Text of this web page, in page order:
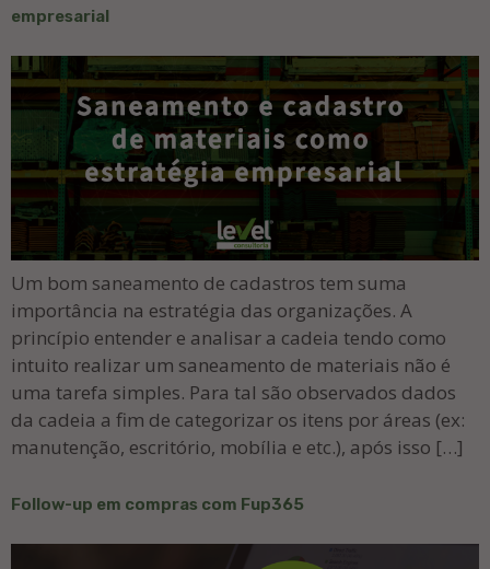
empresarial
Um bom saneamento de cadastros tem suma
importância na estratégia das organizações. A
princípio entender e analisar a cadeia tendo como
intuito realizar um saneamento de materiais não é
uma tarefa simples. Para tal são observados dados
da cadeia a fim de categorizar os itens por áreas (ex:
manutenção, escritório, mobília e etc.), após isso […]
Follow-up em compras com Fup365